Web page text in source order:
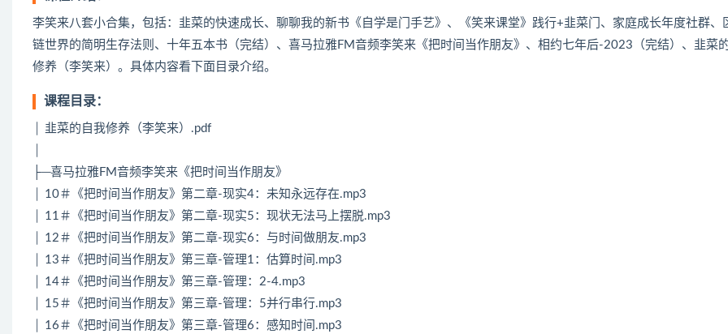
李笑来八套小合集，包括：韭菜的快速成长、聊聊我的新书《自学是门手艺》、《笑来课堂》践行+韭菜门、家庭成长年度社群、
链世界的简明生存法则、十年五本书（完结）、喜马拉雅FM音频李笑来《把时间当作朋友》、相约七年后-2023（完结）、韭菜
修养（李笑来）。具体内容看下面目录介绍。
课程目录：
│ 韭菜的自我修养（李笑来）.pdf
├─喜马拉雅FM音频李笑来《把时间当作朋友》
│ 10＃《把时间当作朋友》第二章-现实4：未知永远存在.mp3
│ 11＃《把时间当作朋友》第二章-现实5：现状无法马上摆脱.mp3
│ 12＃《把时间当作朋友》第二章-现实6：与时间做朋友.mp3
│ 13＃《把时间当作朋友》第三章-管理1：估算时间.mp3
│ 14＃《把时间当作朋友》第三章-管理：2-4.mp3
│ 15＃《把时间当作朋友》第三章-管理：5并行串行.mp3
│ 16＃《把时间当作朋友》第三章-管理6：感知时间.mp3